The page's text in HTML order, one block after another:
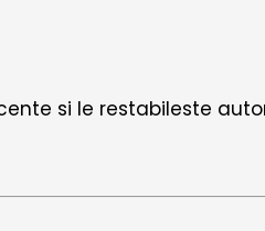
si le restabileste